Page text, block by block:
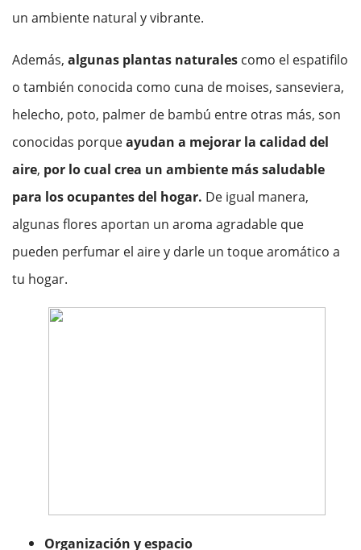
un ambiente natural y vibrante.
Además, algunas plantas naturales como el espatifilo
o también conocida como cuna de moises, sanseviera,
helecho, poto, palmer de bambú entre otras más, son
conocidas porqueayudan a mejorar la calidad del
aire, por lo cual crea un ambiente más saludable
para los ocupantes del hogar. De igual manera,
algunas flores aportan un aroma agradable que
pueden perfumar el aire y darle un toque aromático a
tu hogar.
Organización y espacio